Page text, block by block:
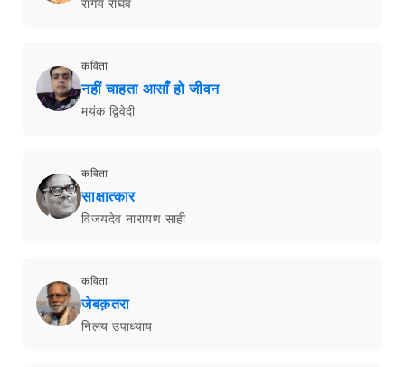
रांगेय राघव
कविता
नहीं चाहता आसाँ हो जीवन
मयंक द्विवेदी
कविता
साक्षात्कार
विजयदेव नारायण साही
कविता
जेबक़तरा
निलय उपाध्याय